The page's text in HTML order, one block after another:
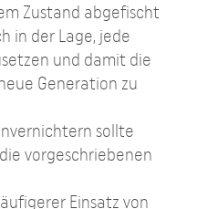
Zustand abgefischt
in der Lage, jede
und damit die
Generation zu
sollte
vorgeschriebenen
Einsatz von